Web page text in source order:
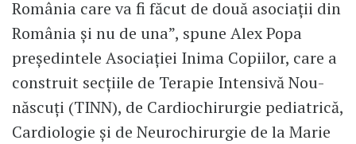
România care va fi făcut de două asociații din
România și nu de una”, spune Alex Popa
președintele Asociației Inima Copiilor, care a
construit secțiile de Terapie Intensivă Nou-
născuți (TINN), de Cardiochirurgie pediatrică,
Cardiologie și de Neurochirurgie de la Marie